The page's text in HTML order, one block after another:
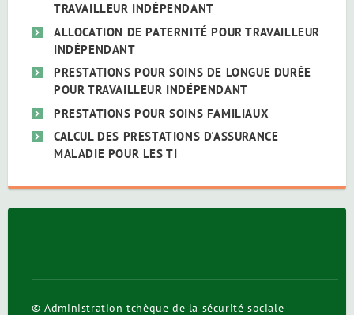
TRAVAILLEUR INDÉPENDANT
ALLOCATION DE PATERNITÉ POUR TRAVAILLEUR
INDÉPENDANT
PRESTATIONS POUR SOINS DE LONGUE DURÉE
POUR TRAVAILLEUR INDÉPENDANT
PRESTATIONS POUR SOINS FAMILIAUX
CALCUL DES PRESTATIONS D'ASSURANCE
MALADIE POUR LES TI
© Administration tchèque de la sécurité sociale